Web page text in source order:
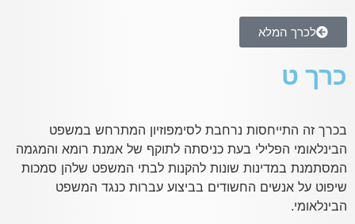
לכרך המלא
כרך ט
בכרך זה התייחסות נרחבת לסימפוזיון המתרחש במשפט
הבינלאומי הפלילי בעת כניסתה לתוקף של אמנת רומא והמגמה
המסתמנת במדינות שונות להקנות לבתי המשפט שלהן סמכות
שיפוט על אנשים החשודים בביצוע עברות כנגד המשפט
הבינלאומי.